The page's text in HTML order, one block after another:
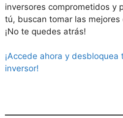
inversores comprometidos y
tú, buscan tomar las
¡No te quedes atrás!
¡Accede ahora y
inversor!